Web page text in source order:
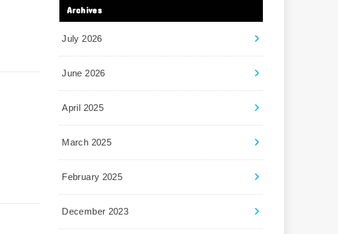
Archives
July 2026
June 2026
April 2025
March 2025
February 2025
December 2023